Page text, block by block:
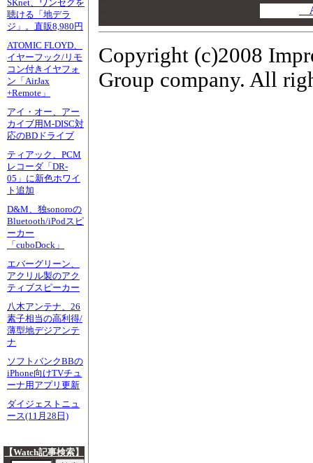
SKnet、ワンセグを
聴ける「地デラ
ジ」。直販8,980円
ATOMIC FLOYD、
イヤーフック/リモ
コン付きイヤフォ
ン「AirJax
+Remote」
アイ・オー、アー
カイブ用M-DISC対
応のBDドライブ
ティアック、PCM
レコーダ「DR-
05」に新色ホワイ
ト追加
D&M、独sonoroの
Bluetooth/iPodスピ
ーカー
「cuboDock」
エバーグリーン、
アクリル製のアク
ティブスピーカー
八木アンテナ、26
素子相当の高利得/
薄型地デジアンテ
ナ
ソフトバンクBBの
iPhone向けTVチュ
ーナ用アプリ更新
ダイジェストニュ
ース(11月28日)
【Watch記事検索】
Copyright (c)2008
Group company. All